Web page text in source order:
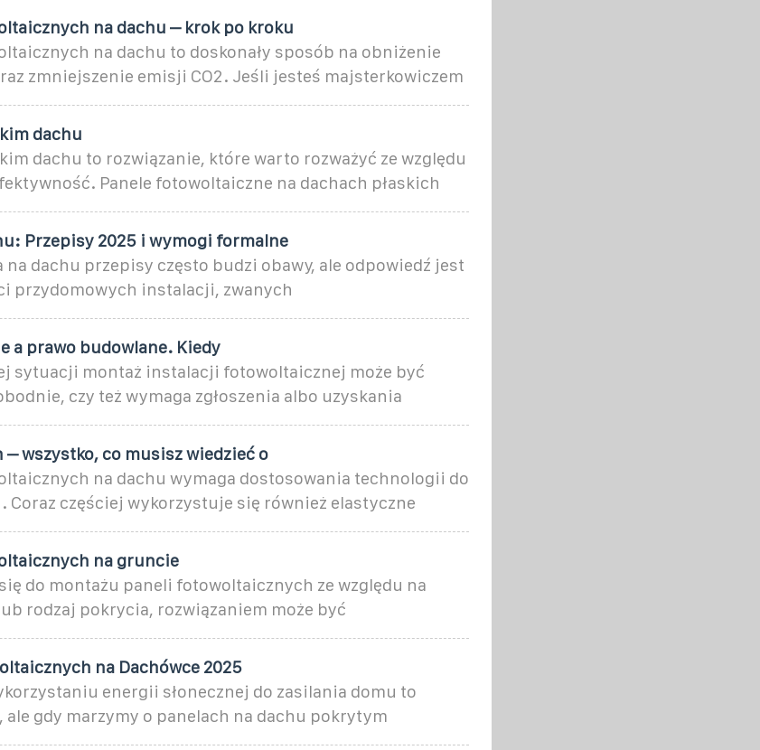
na dachu – krok po kroku
na dachu to doskonały sposób na obniżenie
zmniejszenie emisji CO2. Jeśli jesteś majsterkowiczem
dachu
dachu to rozwiązanie, które warto rozważyć ze względu
Panele fotowoltaiczne na dachach płaskich
Przepisy 2025 i wymogi formalne
na dachu przepisy często budzi obawy, ale odpowiedź jest
przydomowych instalacji, zwanych
a prawo budowlane. Kiedy
sytuacji montaż instalacji fotowoltaicznej może być
czy też wymaga zgłoszenia albo uzyskania
– wszystko, co musisz wiedzieć o
na dachu wymaga dostosowania technologii do
częściej wykorzystuje się również elastyczne
na gruncie
do montażu paneli fotowoltaicznych ze względu na
rodzaj pokrycia, rozwiązaniem może być
na Dachówce 2025
energii słonecznej do zasilania domu to
ale gdy marzymy o panelach na dachu pokrytym